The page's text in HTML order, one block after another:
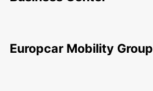
Europcar Mobility Group